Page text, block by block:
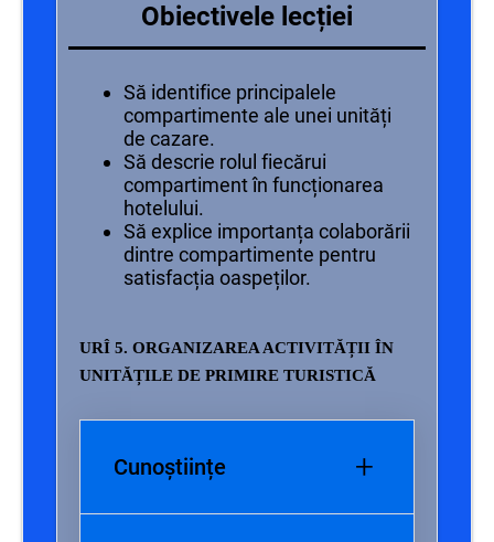
Obiectivele lecției
Să identifice principalele
compartimente ale unei unități
de cazare.
Să descrie rolul fiecărui
compartiment în funcționarea
hotelului.
Să explice importanța colaborării
dintre compartimente pentru
satisfacția oaspeților.
URÎ 5. ORGANIZAREA ACTIVITĂȚII ÎN
UNITĂȚILE DE PRIMIRE TURISTICĂ
Cunoștiințe +